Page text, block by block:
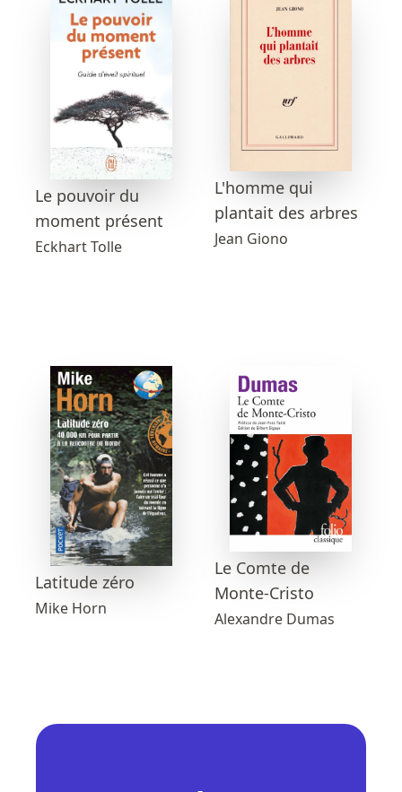
Le pouvoir du
moment présent
Eckhart Tolle
L'homme qui
plantait des arbres
Jean Giono
Latitude zéro
Mike Horn
Le Comte de
Monte-Cristo
Alexandre Dumas